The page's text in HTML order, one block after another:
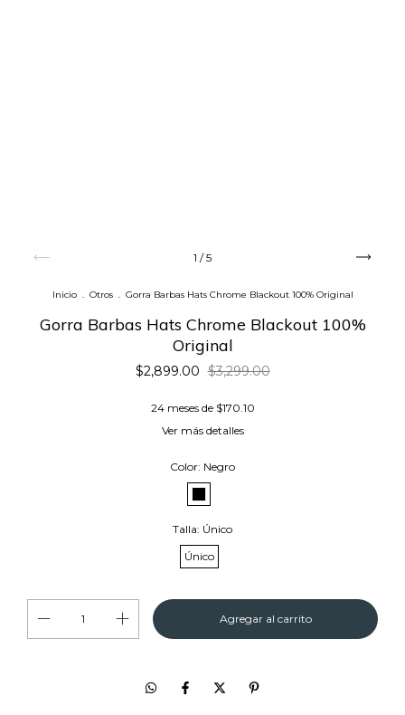
1 /5
Inicio . Otros . Gorra Barbas Hats Chrome Blackout 100% Original
Gorra Barbas Hats Chrome Blackout 100%
Original
$2,899.00 $3,299.00
24 meses de $170.10
Ver más detalles
Color: Negro
Talla: Único
Único